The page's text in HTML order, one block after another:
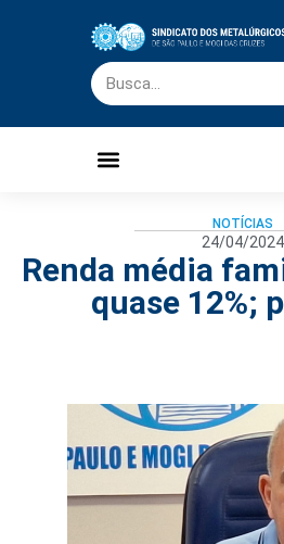
NOTÍCIAS
24/04/2024
Renda média
quase 12%;